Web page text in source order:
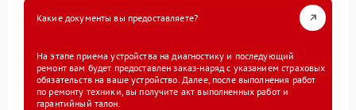
Какие документы вы предоставляете?
На этапе приема устройства на диагностику и последующий
ремонт вам будет предоставлен заказ-наряд с указанием страховых
обязательств на ваше устройство. Далее, после выполнения работ
по ремонту техники, вы получите акт выполненных работ и
гарантийный талон.